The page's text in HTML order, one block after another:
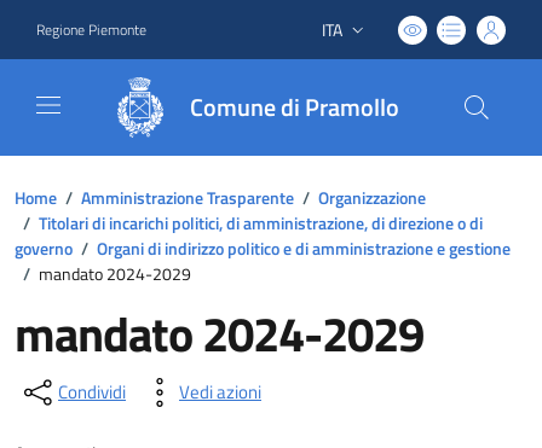
Regione Piemonte Lingua attiva:
ITA
Comune di Pramollo
Home / Amministrazione Trasparente / Organizzazione
/ Titolari di incarichi politici, di amministrazione, di direzione o di
governo / Organi di indirizzo politico e di amministrazione e gestione
/ mandato 2024-2029
mandato 2024-2029
Condividi Vedi azioni